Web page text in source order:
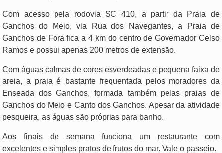
Com acesso pela rodovia SC 410, a partir da Praia de
Ganchos do Meio, via Rua dos Navegantes, a Praia de
Ganchos de Fora fica a 4 km do centro de Governador Celso
Ramos e possui apenas 200 metros de extensão.
Com águas calmas de cores esverdeadas e pequena faixa de
areia, a praia é bastante frequentada pelos moradores da
Enseada dos Ganchos, formada também pelas praias de
Ganchos do Meio e Canto dos Ganchos. Apesar da atividade
pesqueira, as águas são próprias para banho.
Aos finais de semana funciona um restaurante com
excelentes e simples pratos de frutos do mar. Vale o passeio.